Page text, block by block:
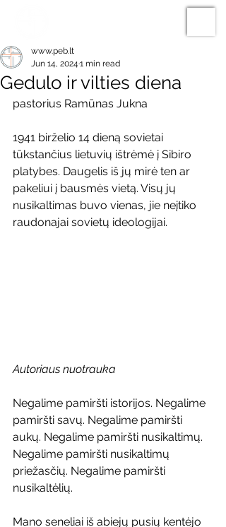
Gedulo ir vilties diena
www.peb.lt
Jun 14, 2024 1 min read
pastorius Ramūnas Jukna
1941 birželio 14 dieną sovietai
tūkstančius lietuvių ištrėmė į Sibiro
platybes. Daugelis iš jų mirė ten ar
pakeliui į bausmės vietą. Visų jų
nusikaltimas buvo vienas, jie neįtiko
raudonajai sovietų ideologijai.
Autoriaus nuotrauka
Negalime pamiršti istorijos. Negalime
pamiršti savų. Negalime pamiršti
aukų. Negalime pamiršti nusikaltimų.
Negalime pamiršti nusikaltimų
priežasčių. Negalime pamiršti
nusikaltėlių.
Mano seneliai iš abiejų pusių kentėjo